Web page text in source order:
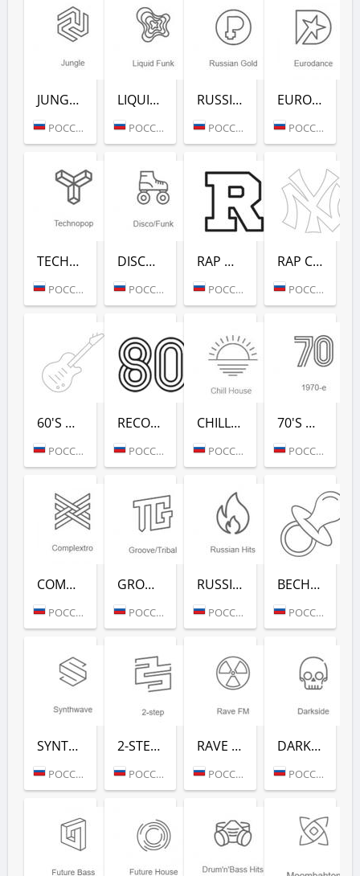
JUNGLE (РАДИО РЕКОРД)
РОССИЯ (МОСКВА)
LIQUID FUNK (РАДИО РЕКОРД)
РОССИЯ (МОСКВА)
RUSSIAN GOLD (РАДИО РЕКОРД)
РОССИЯ (МОСКВА)
EURODANCE (РАДИО РЕКОРД)
РОССИЯ (МОСКВА)
TECHNOPOP (РАДИО РЕКОРД)
РОССИЯ (МОСКВА)
DISCO/FUNK (РАДИО РЕКОРД)
РОССИЯ (МОСКВА)
RAP HITS (РАДИО РЕКОРД)
РОССИЯ (МОСКВА)
RAP CLASSICS (РАДИО РЕКОРД)
РОССИЯ (МОСКВА)
60'S DANCE (РАДИО РЕКОРД)
РОССИЯ (МОСКВА)
RECORD 80-Х (РАДИО РЕКОРД)
РОССИЯ (МОСКВА)
CHILL HOUSE (РАДИО РЕКОРД)
РОССИЯ (МОСКВА)
70'S DANCE (РАДИО РЕКОРД)
РОССИЯ (МОСКВА)
COMPLEXTRO (РАДИО РЕКОРД)
РОССИЯ (МОСКВА)
GROOVE/TRIBAL (РАДИО РЕКОРД)
РОССИЯ (МОСКВА)
RUSSIAN HITS (РАДИО РЕКОРД)
РОССИЯ (МОСКВА)
ВЕСНУШКА FM (РАДИО РЕКОРД)
РОССИЯ (МОСКВА)
SYNTHWAVE (РАДИО РЕКОРД)
РОССИЯ (МОСКВА)
2-STEP (РАДИО РЕКОРД)
РОССИЯ (МОСКВА)
RAVE FM (РАДИО РЕКОРД)
РОССИЯ (МОСКВА)
DARKSIDE (РАДИО РЕКОРД)
РОССИЯ (МОСКВА)